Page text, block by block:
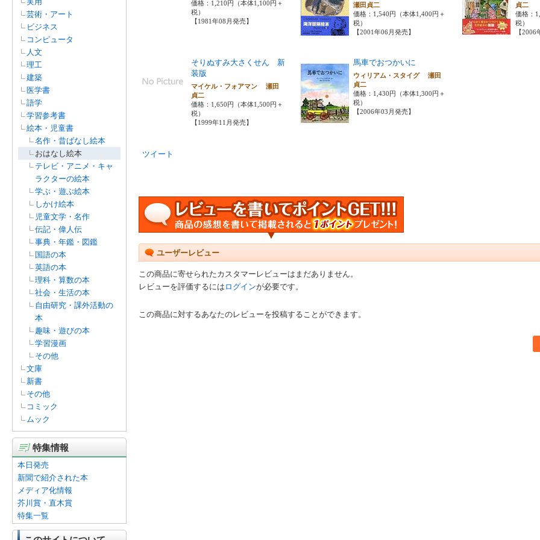
芸術・アート
ビジネス
コンピュータ
人文
理工
建築
医学書
語学
学習参考書
絵本・児童書
名作・昔ばなし絵本
おはなし絵本
テレビ・アニメ・キャ
ラクターの絵本
学ぶ・遊ぶ絵本
しかけ絵本
児童文学・名作
伝記・偉人伝
事典・年鑑・図鑑
国語の本
英語の本
理科・算数の本
社会・生活の本
自由研究・課外活動の
本
趣味・遊びの本
学習漫画
その他
文庫
新書
その他
コミック
ムック
特集情報
本日発売
新聞で紹介された本
メディア化情報
芥川賞・直木賞
特集一覧
価格：1,210円（本体1,100円＋
税）
【1981年08月発売】
瀬田貞二
価格：1,540円（本体1,400円＋
税）
【2001年06月発売】
貞二
価格：
税）
【2006
そりぬすみ大さくせん 新
装版
マイケル・フォアマン 瀬田
貞二
価格：1,650円（本体1,500円＋
税）
【1999年11月発売】
馬車でおつかいに
ウィリアム・スタイグ 瀬田
貞二
価格：1,430円（本体1,300円＋
税）
【2006年03月発売】
ツイート
ユーザーレビュー
この商品に寄せられたカスタマーレビューはまだありません。
レビューを評価するには ログインが必要です。
この商品に対するあなたのレビューを投稿することができます。